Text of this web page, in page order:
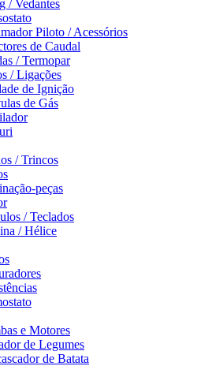
/ Vedantes
Piloto / Acessórios
de Caudal
/ Termopar
/ Ligações
de Ignição
de Gás
/ Trincos
peças
/ Teclados
/ Hélice
e Motores
de Legumes
de Batata